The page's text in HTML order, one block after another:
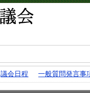
議会日程 一般質問発言事